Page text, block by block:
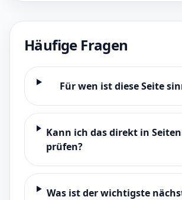
Häufige Fragen
Für wen ist diese Seite
Kann ich das direkt in
prüfen?
Was ist der wichtigste